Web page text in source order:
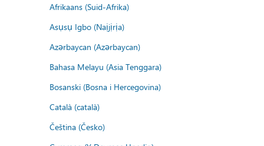
Afrikaans (Suid-Afrika)
Asụsụ Igbo (Naịjịrịa)
Azərbaycan (Azərbaycan)
Bahasa Melayu (Asia Tenggara)
Bosanski (Bosna i Hercegovina)
Català (català)
Čeština (Česko)